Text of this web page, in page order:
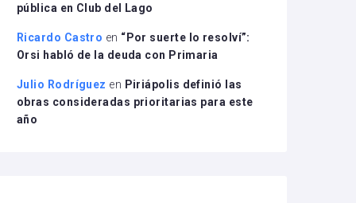
pública en Club del Lago
Ricardo Castro en “Por suerte lo resolví”:
Orsi habló de la deuda con Primaria
Julio Rodríguez en Piriápolis definió las
obras consideradas prioritarias para este
año